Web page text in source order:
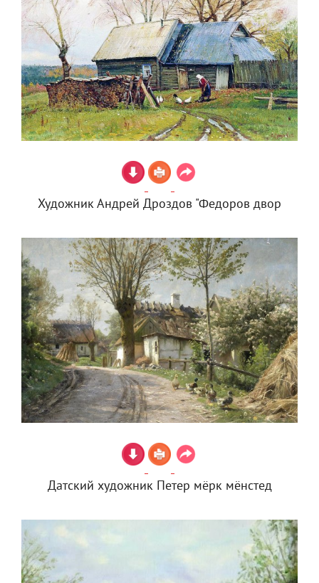
Художник Андрей Дроздов "Федоров двор
Датский художник Петер мёрк мёнстед